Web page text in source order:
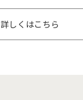
詳しくはこちら